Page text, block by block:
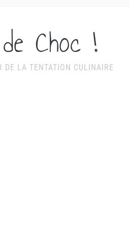
Choc !
DE LA TENTATION CULINAIRE